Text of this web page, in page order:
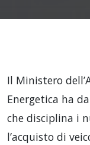
Il Ministero
Energetica ha
che disciplina i
l’acquisto di